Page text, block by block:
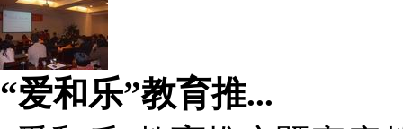
“爱和乐”教育推...